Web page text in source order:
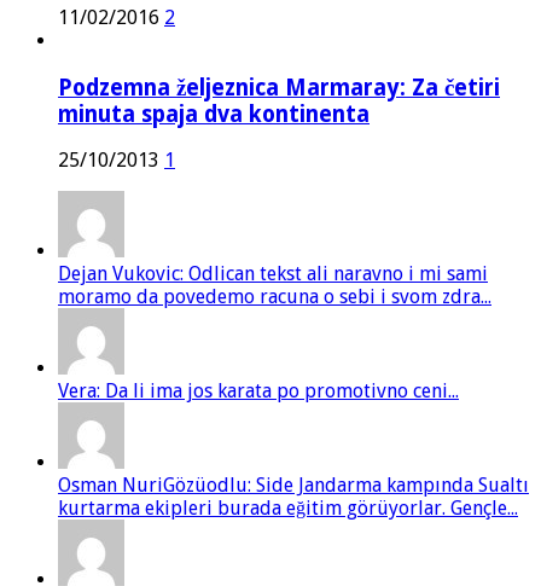
11/02/2016 2
Podzemna željeznica Marmaray: Za četiri
minuta spaja dva kontinenta
25/10/2013 1
Dejan Vukovic: Odlican tekst ali naravno i mi sami
moramo da povedemo racuna o sebi i svom zdra...
Vera: Da li ima jos karata po promotivno ceni...
Osman NuriGözüodlu: Side Jandarma kampında Sualtı
kurtarma ekipleri burada eğitim görüyorlar. Gençle...